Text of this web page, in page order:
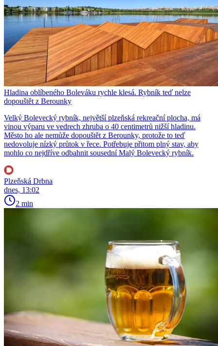
Hladina oblíbeného Boleváku rychle klesá. Rybník teď nelze
dopouštět z Berounky
Velký Bolevecký rybník, největší plzeňská rekreační plocha, má
vinou výparu ve vedrech zhruba o 40 centimetrů nižší hladinu.
Město ho ale nemůže dopouštět z Berounky, protože to teď
nedovoluje nízký průtok v řece. Potřebuje přitom plný stav, aby
mohlo co nejdříve odbahnit sousední Malý Bolevecký rybník.
Plzeňská Drbna
dnes, 13:02
2 min